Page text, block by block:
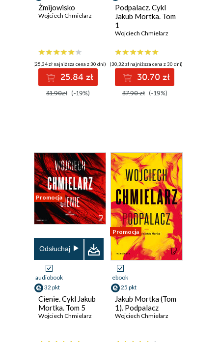
Żmijowisko
Wojciech Chmielarz
(25,34 zł najniższa cena z 30 dni)
25.84 zł
31.90zł (-19%)
Podpalacz. Cykl
Jakub Mortka. Tom
1
Wojciech Chmielarz
(30,32 zł najniższa cena z 30 dni)
30.70 zł
37.90 zł (-19%)
Promocja
Odsłuchaj
audiobook
32 pkt
Cienie. Cykl Jakub
Mortka. Tom 5
Wojciech Chmielarz
Promocja
ebook
25 pkt
Jakub Mortka (Tom
1). Podpalacz
Wojciech Chmielarz